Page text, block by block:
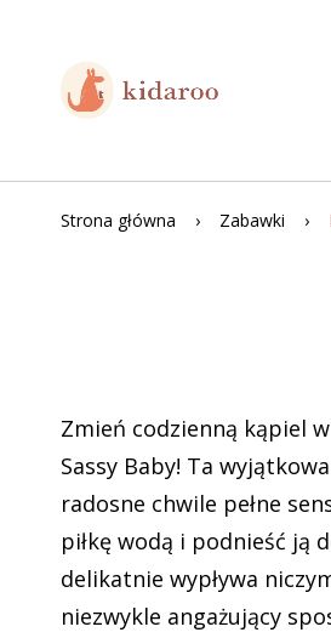
Strona główna Zabawki
Zmień codzienną kąpiel
Sassy Baby! Ta
radosne chwile pełne
piłkę wodą i podnieść ją
delikatnie wypływa
niezwykle angażujący